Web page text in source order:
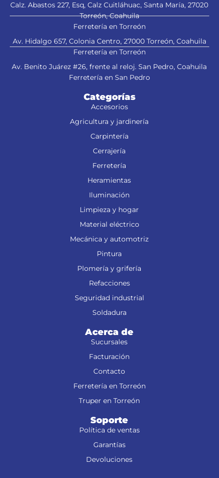
Calz. Abastos 227, Esq, Calz Cuitláhuac, Santa María, 27020
Torreón, Coahuila
Ferretería en Torreón
Av. Hidalgo 657, Colonia Centro, 27000 Torreón, Coahuila
Ferretería en Torreón
Av. Benito Juárez #26, frente al reloj. San Pedro, Coahuila
Ferretería en San Pedro
Categorías
Accesorios
Agricultura y jardinería
Carpintería
Cerrajería
Ferretería
Heramientas
Iluminación
Limpieza y hogar
Material eléctrico
Mecánica y automotriz
Pintura
Plomería y grifería
Refacciones
Seguridad industrial
Soldadura
Acerca de
Sucursales
Facturación
Contacto
Ferretería en Torreón
Truper en Torreón
Soporte
Política de ventas
Garantías
Devoluciones